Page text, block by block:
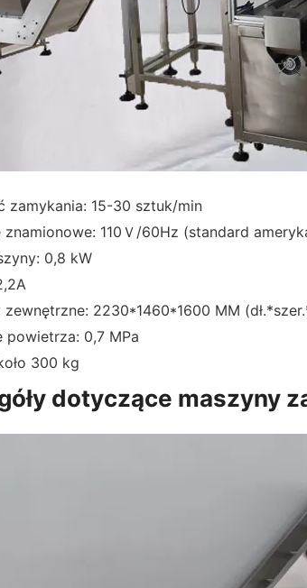
zamykania: 15-30 sztuk/min
znamionowe: 110Ｖ/60Hz (standard
0,8 kW
zewnętrzne: 2230*1460*1600 MM
powietrza: 0,7 MPa
300 kg
dotyczące maszyny